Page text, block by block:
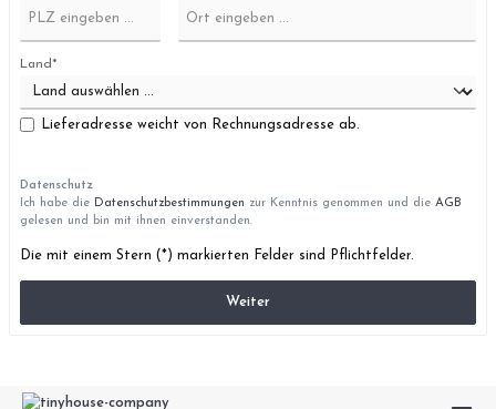
Land*
Lieferadresse weicht von Rechnungsadresse ab.
Datenschutz
Ich habe die Datenschutzbestimmungen zur Kenntnis genommen und die AGB
gelesen und bin mit ihnen einverstanden.
Die mit einem Stern (*) markierten Felder sind Pflichtfelder.
Weiter